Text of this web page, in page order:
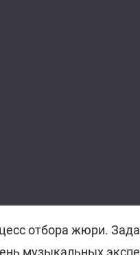
отбора жюри.
музыкальных